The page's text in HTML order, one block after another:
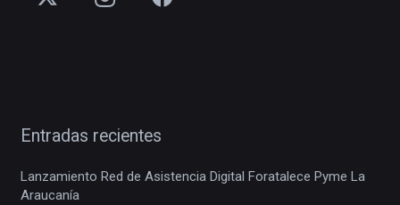
Entradas recientes
Lanzamiento Red de Asistencia Digital Foratalece Pyme La
Araucanía